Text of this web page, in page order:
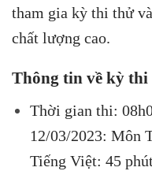
tham gia kỳ thi thử
chất lượng cao.
Thông tin về kỳ
Thời gian thi:
12/03/2023: Môn
Tiếng Việt: 45